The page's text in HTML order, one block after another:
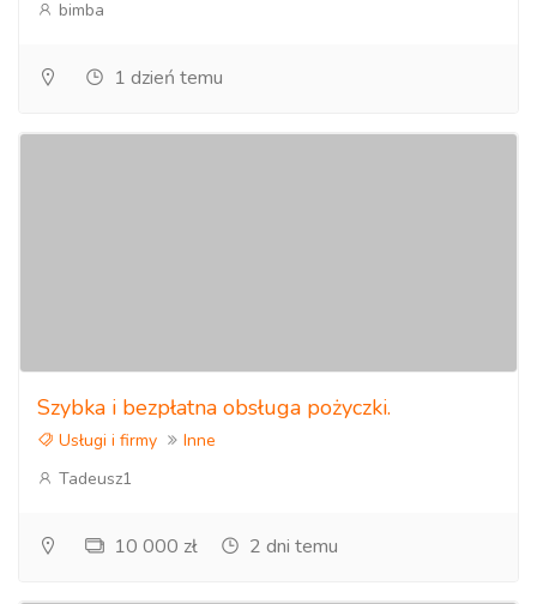
bimba
1 dzień temu
Szybka i bezpłatna obsługa pożyczki.
Usługi i firmy
Inne
Tadeusz1
10 000 zł 2 dni temu